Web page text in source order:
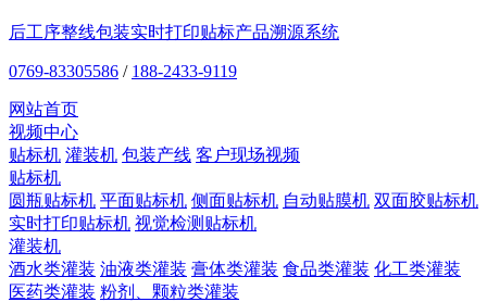
后工序整线包装实时打印贴标产品溯源系统
0769-83305586 / 188-2433-9119
网站首页
视频中心
贴标机 灌装机 包装产线 客户现场视频
贴标机
圆瓶贴标机 平面贴标机 侧面贴标机 自动贴膜机 双面胶贴标机
实时打印贴标机 视觉检测贴标机
灌装机
酒水类灌装 油液类灌装 膏体类灌装 食品类灌装 化工类灌装
医药类灌装 粉剂、颗粒类灌装